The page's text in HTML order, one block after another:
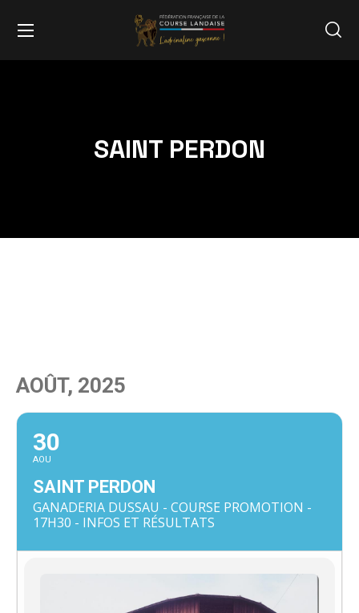
SAINT PERDON
AOÛT, 2025
30
AOU
SAINT PERDON
GANADERIA DUSSAU - COURSE PROMOTION -
17H30 - INFOS ET RÉSULTATS